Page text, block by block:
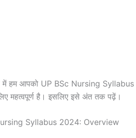
हम आपको UP BSc Nursing Syllabus
महत्वपूर्ण है। इसलिए इसे अंत तक पढ़ें।
Syllabus 2024: Overview